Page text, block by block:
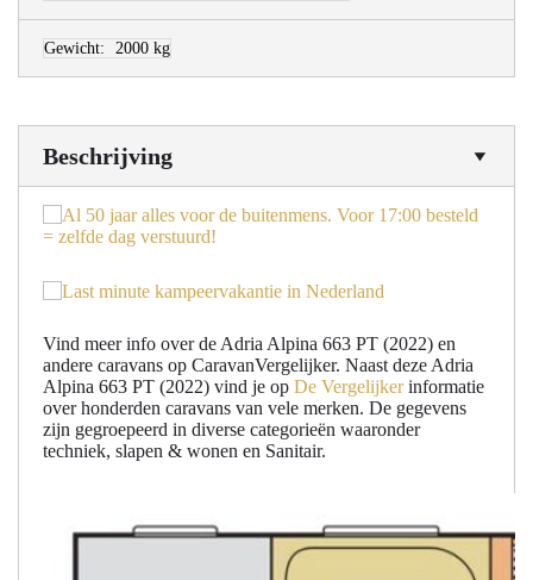
Gewicht: 2000 kg
Beschrijving
Vind meer info over de Adria Alpina 663 PT (2022) en
andere caravans op CaravanVergelijker. Naast deze Adria
Alpina 663 PT (2022) vind je op De Vergelijkerinformatie
over honderden caravans van vele merken. De gegevens
zijn gegroepeerd in diverse categorieën waaronder
techniek, slapen & wonen en Sanitair.